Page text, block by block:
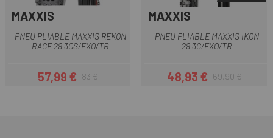
MAXXIS
PNEU PLIABLE MAXXIS REKON
RACE 29 3CS/EXO/TR
Prix
57,99 €Prix habituel
83 €
MAXXIS
PNEU PLIABLE MAXXIS IKON
29 3C/EXO/TR
Prix
48,93 €Prix habituel
69,90 €